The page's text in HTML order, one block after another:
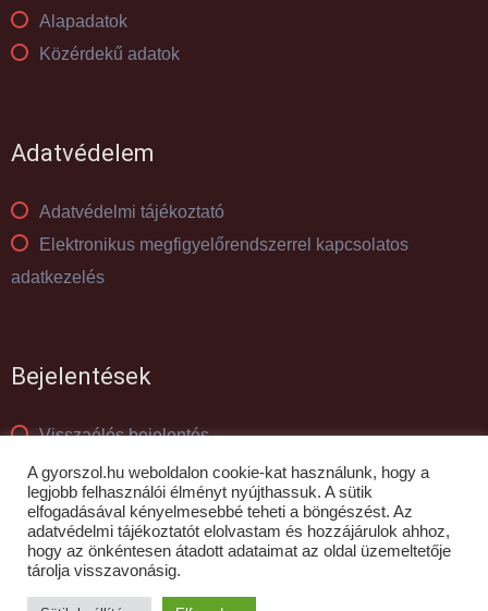
Alapadatok
Közérdekű adatok
Adatvédelem
Adatvédelmi tájékoztató
Elektronikus megfigyelőrendszerrel kapcsolatos
adatkezelés
Bejelentések
Visszaélés bejelentés
Panaszkezelés
© GYŐR-SZOL Zrt - 2010- 2026
A gyorszol.hu weboldalon cookie-kat használunk, hogy a
legjobb felhasználói élményt nyújthassuk. A sütik
elfogadásával kényelmesebbé teheti a böngészést. Az
adatvédelmi tájékoztatót elolvastam és hozzájárulok ahhoz,
hogy az önkéntesen átadott adataimat az oldal üzemeltetője
tárolja visszavonásig.